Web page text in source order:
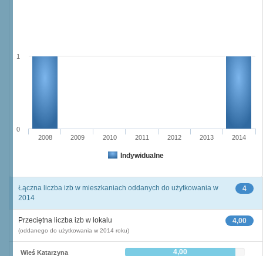
Indywidualne
2008 2009 2010 2011 2012 2013 2014
0
1
4
Łączna liczba izb w mieszkaniach oddanych do użytkowania w
2014
4,00
Przeciętna liczba izb w lokalu
(oddanego do użytkowania w 2014 roku)
Wieś Katarzyna 4,00